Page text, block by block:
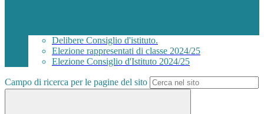
Delibere Consiglio d'istituto.
Elezione rappresentati di classe 2024/25
Elezione Consiglio d'Istituto 2024/25
Campo di ricerca per le pagine del sito